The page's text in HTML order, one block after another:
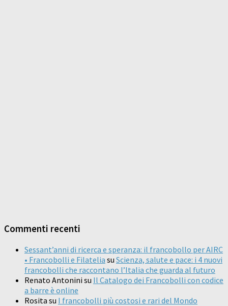
Commenti recenti
Sessant’anni di ricerca e speranza: il francobollo per AIRC
• Francobolli e Filatelia su Scienza, salute e pace: i 4 nuovi
francobolli che raccontano l’Italia che guarda al futuro
Renato Antonini su Il Catalogo dei Francobolli con codice
a barre è online
Rosita su I francobolli più costosi e rari del Mondo